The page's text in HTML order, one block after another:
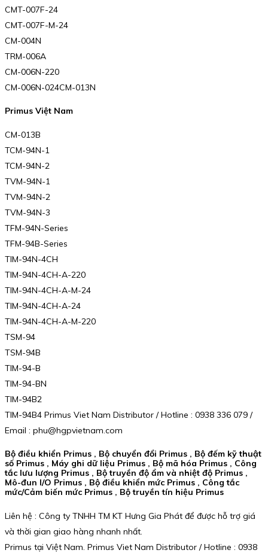
CMT-007F-24
CMT-007F-M-24
CM-004N
TRM-006A
CM-006N-220
CM-006N-024CM-013N
Primus Việt Nam
CM-013B
TCM-94N-1
TCM-94N-2
TVM-94N-1
TVM-94N-2
TVM-94N-3
TFM-94N-Series
TFM-94B-Series
TIM-94N-4CH
TIM-94N-4CH-A-220
TIM-94N-4CH-A-M-24
TIM-94N-4CH-A-24
TIM-94N-4CH-A-M-220
TSM-94
TSM-94B
TIM-94-B
TIM-94-BN
TIM-94B2
TIM-94B4 Primus Viet Nam Distributor / Hotline : 0938 336 079 /
Email : phu@hgpvietnam.com
Bộ điều khiển Primus , Bộ chuyển đổi Primus , Bộ đếm kỹ thuật
số Primus , Máy ghi dữ liệu Primus , Bộ mã hóa Primus , Công
tắc lưu lượng Primus , Bộ truyền độ ẩm và nhiệt độ Primus ,
Mô-đun I/O Primus , Bộ điều khiển mức Primus , Công tắc
mức/Cảm biến mức Primus , Bộ truyền tín hiệu Primus
Liên hệ : Công ty TNHH TM KT Hưng Gia Phát để được hỗ trợ giá
và thời gian giao hàng nhanh nhất.
Primus tại Việt Nam. Primus Viet Nam Distributor / Hotline : 0938